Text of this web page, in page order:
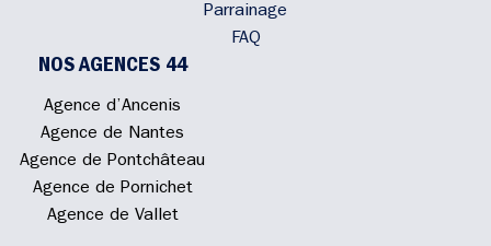
Parrainage
FAQ
NOS AGENCES 44
Agence d’Ancenis
Agence de Nantes
Agence de Pontchâteau
Agence de Pornichet
Agence de Vallet